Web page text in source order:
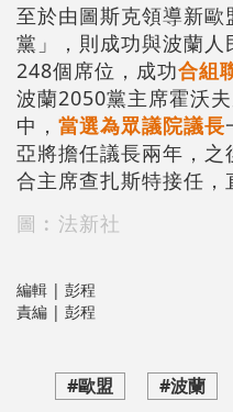
至於由圖斯克領導新
黨」，則成功與波蘭
248個席位，成功合組
波蘭2050黨主席霍沃
中， 當選為眾議院議長
亞將擔任議長兩年，
合主席查扎斯特接任，
圖︰法新社
編輯 | 彭程
責編 | 彭程
#歐盟 #波蘭